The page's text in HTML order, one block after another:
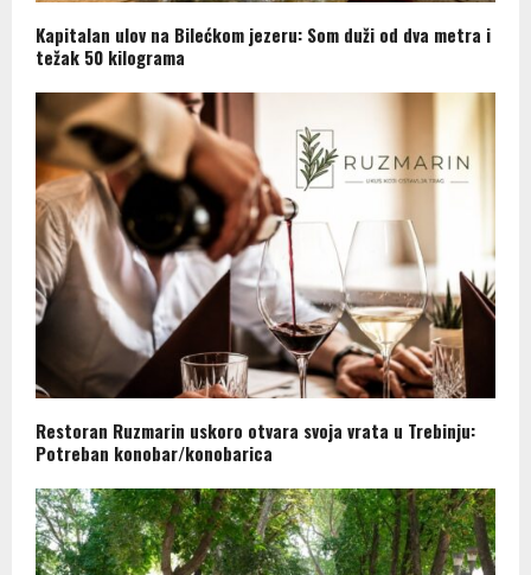
Kapitalan ulov na Bilećkom jezeru: Som duži od dva metra i
težak 50 kilograma
Restoran Ruzmarin uskoro otvara svoja vrata u Trebinju:
Potreban konobar/konobarica